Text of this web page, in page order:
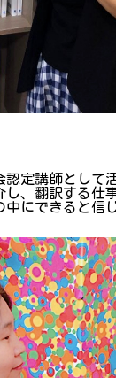
認定講師として
し、翻訳する仕
にできると信